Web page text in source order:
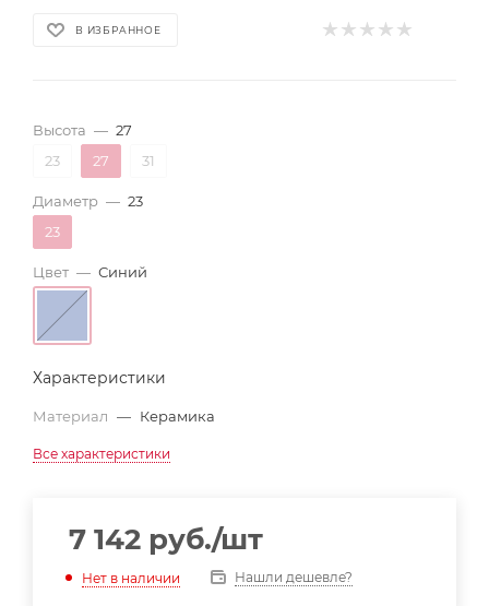
В ИЗБРАННОЕ
Высота — 27
23
27 31
Диаметр — 23
23
Цвет — Синий
Характеристики
Материал — Керамика
Все характеристики
7 142 руб./шт
Нет в наличии Нашли дешевле?